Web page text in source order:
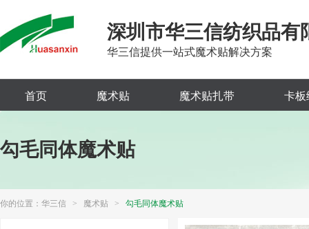
深圳市华三信纺织品有
华三信提供一站式魔术贴解决方案
首页 魔术贴 魔术贴扎带 卡板
勾毛同体魔术贴
你的位置： 华三信 > 魔术贴 > 勾毛同体魔术贴